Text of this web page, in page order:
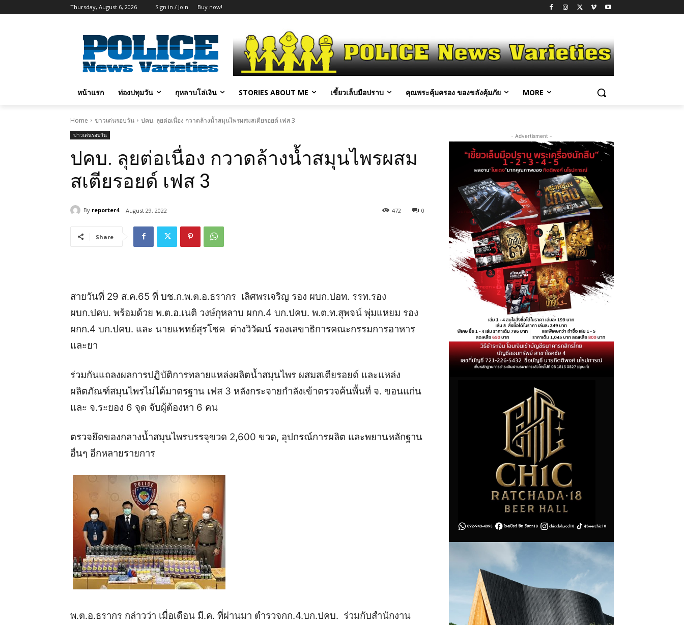
Thursday, August 6, 2026 Sign in / Join Buy now!
หน้าแรก ท่องปทุมวัน กุหลาบโล่เงิน STORIES ABOUT ME เขี้ยวเล็บมือปราบ คุณพระคุ้มครอง ของขลังคุ้มภัย MORE
Home ข่าวเด่นรอบวัน ปคบ. ลุยต่อเนื่อง กวาดล้างน้ำสมุนไพรผสมสเตียรอยด์ เฟส 3
ข่าวเด่นรอบวัน
ปคบ. ลุยต่อเนื่อง กวาดล้างน้ำสมุนไพรผสม
สเตียรอยด์ เฟส 3
By reporter4 August 29, 2022 0
472
Share
สายวันที่ 29 ส.ค.65 ที่ บช.ก.พ.ต.อ.ธรากร เลิศพรเจริญ รอง ผบก.ปอท. รรท.รอง
ผบก.ปคบ. พร้อมด้วย พ.ต.อ.เนติ วงษ์กุหลาบ ผกก.4 บก.ปคบ. พ.ต.ท.สุพจน์ พุ่มแหยม รอง
ผกก.4 บก.ปคบ. และ นายแพทย์สุรโชค ต่างวิวัฒน์ รองเลขาธิการคณะกรรมการอาหาร
และยา
ร่วมกันแถลงผลการปฏิบัติการทลายแหล่งผลิตน้ำสมุนไพร ผสมสเตียรอยด์ และแหล่ง
ผลิตภัณฑ์สมุนไพรไม่ได้มาตรฐาน เฟส 3 หลังกระจายกำลังเข้าตรวจค้นพื้นที่ จ. ขอนแก่น
และ จ.ระยอง 6 จุด จับผู้ต้องหา 6 คน
ตรวจยึดของกลางน้ำสมุนไพรบรรจุขวด 2,600 ขวด, อุปกรณ์การผลิต และพยานหลักฐาน
อื่นๆ อีกหลายรายการ
พ.ต.อ.ธรากร กล่าวว่า เมื่อเดือน มี.ค. ที่ผ่านมา ตำรวจกก.4.บก.ปคบ. ร่วมกับสำนักงาน
- Advertisment -